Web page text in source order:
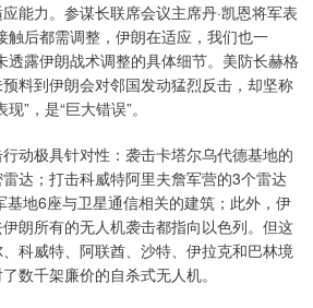
能力。参谋长联席会议主席丹·凯恩将军表
触后都需调整，伊朗在适应，我们也一
透露伊朗战术调整的具体细节。美防长赫格
料到伊朗会对邻国发动猛烈反击，却坚称
”，是“巨大错误”。
动极具针对性：袭击卡塔尔乌代德基地的
达；打击科威特阿里夫詹军营的3个雷达
基地6座与卫星通信相关的建筑；此外，伊
朗所有的无人机袭击都指向以色列。但这
科威特、阿联酋、沙特、伊拉克和巴林境
数千架廉价的自杀式无人机。